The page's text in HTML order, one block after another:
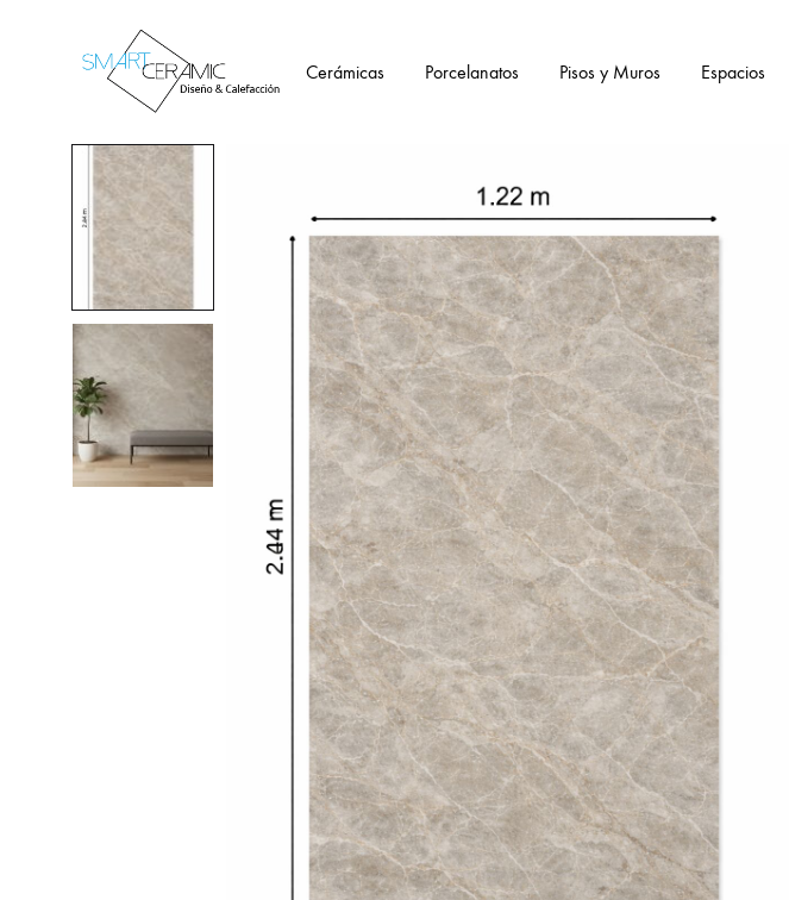
Smartceramic
Cerámicas Porcelanatos Pisos y Muros Espacios